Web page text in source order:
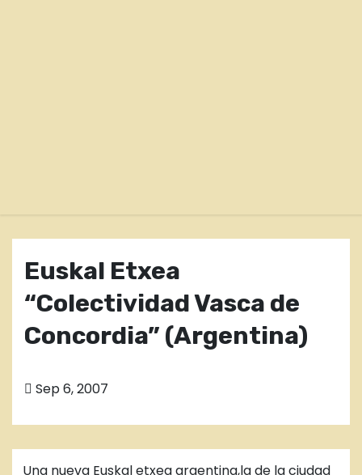
Euskal Etxea
“Colectividad Vasca de
Concordia” (Argentina)
Sep 6, 2007
Una nueva Euskal etxea argentina,la de la ciudad